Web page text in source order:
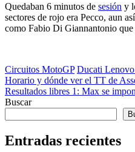
Quedaban 6 minutos de sesión y
sectores de rojo era Pecco, aun
como Fabio Di Giannantonio
Categorías
Circuitos MotoGP Ducati
Navegación
de
Anterior
Horario y dónde ver el TT de
Siguiente
Resultados libres 1: Max se
Buscar
Entradas recientes